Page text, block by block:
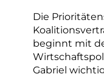
Die
beginnt mit
Gabriel